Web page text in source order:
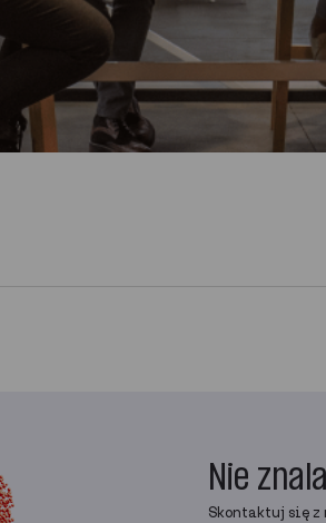
Nie
Skontaktuj się z